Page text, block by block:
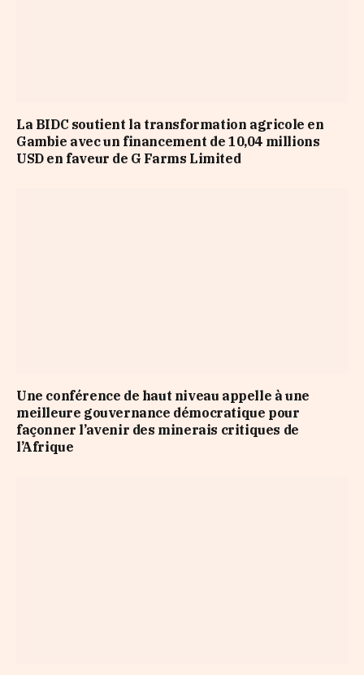
La BIDC soutient la transformation agricole en
Gambie avec un financement de 10,04 millions
USD en faveur de G Farms Limited
Une conférence de haut niveau appelle à une
meilleure gouvernance démocratique pour
façonner l’avenir des minerais critiques de
l’Afrique